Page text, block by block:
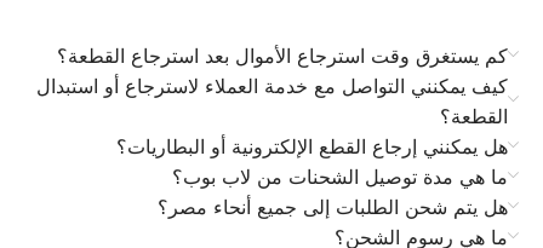
كم يستغرق وقت استرجاع الأموال بعد استرجاع القطعة؟
كيف يمكنني التواصل مع خدمة العملاء لاسترجاع أو استبدال
القطعة؟
هل يمكنني إرجاع القطع الإلكترونية أو البطاريات؟
ما هي مدة توصيل الشحنات من لاب بوب؟
هل يتم شحن الطلبات إلى جميع أنحاء مصر؟
ما هي رسوم الشحن؟